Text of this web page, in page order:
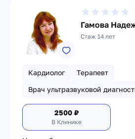
Гамова
Стаж 14 лет
Кардиолог
Терапевт
Врач ультразвуковой
2500 ₽
В Клинике